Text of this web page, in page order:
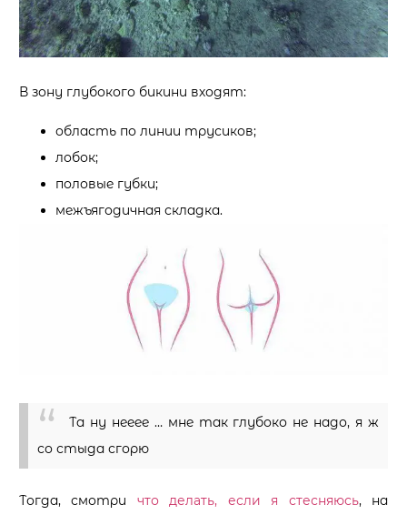
В зону глубокого бикини входят:
область по линии трусиков;
лобок;
половые губки;
межъягодичная складка.
Та ну нееее … мне так глубоко не надо, я ж
со стыда сгорю
Тогда, смотри что делать, если я стесняюсь, на